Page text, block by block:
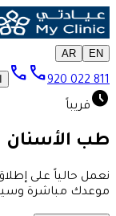
EN
AR
call920 022 811
call
scheduleقريباً
طب الأسنان
نعمل حالياً على
موعدك مباشرة